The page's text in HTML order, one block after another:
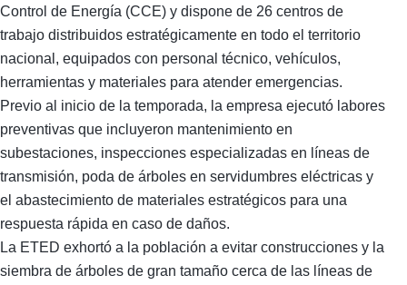
Control de Energía (CCE) y dispone de 26 centros de
trabajo distribuidos estratégicamente en todo el territorio
nacional, equipados con personal técnico, vehículos,
herramientas y materiales para atender emergencias.
Previo al inicio de la temporada, la empresa ejecutó labores
preventivas que incluyeron mantenimiento en
subestaciones, inspecciones especializadas en líneas de
transmisión, poda de árboles en servidumbres eléctricas y
el abastecimiento de materiales estratégicos para una
respuesta rápida en caso de daños.
La ETED exhortó a la población a evitar construcciones y la
siembra de árboles de gran tamaño cerca de las líneas de